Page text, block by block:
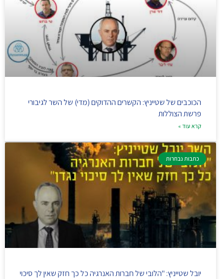
הכוכבים של שטייניץ: הקשרים ההדוקים (מדי) של השר לגיבורי
פרשת הצוללות
קרא עוד »
כתבות נבחרות
יובל שטייניץ: "הלובי של חברות האנרגיה כל כך חזק שאין לך סיכוי